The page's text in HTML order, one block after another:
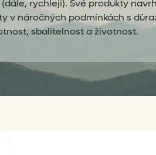
rychleji). Své produkty
v náročných podmínkách s
sbalitelnost a životnost.